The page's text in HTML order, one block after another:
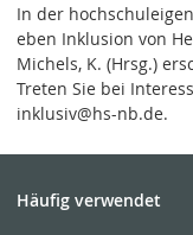
In der
eben Inklusion von
Michels, K. (Hrsg.)
Treten Sie bei
inklusiv@hs-nb.de.
Häufig verwendet